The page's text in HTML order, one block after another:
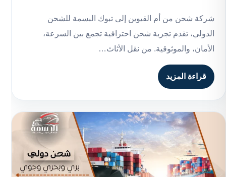
شركة شحن من أم القيوين إلى تبوك البسمة للشحن
الدولي، تقدم تجربة شحن احترافية تجمع بين السرعة،
الأمان، والموثوقية. من نقل الأثاث…
قراءة المزيد